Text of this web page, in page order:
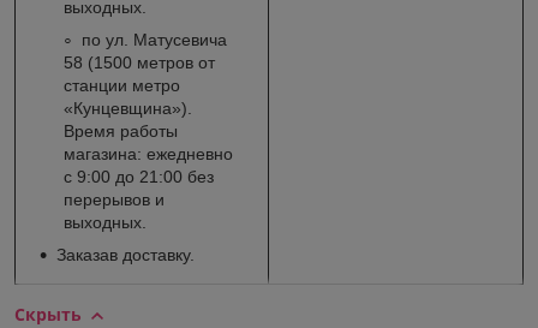
выходных.
по ул. Матусевича
58 (1500 метров от
станции метро
«Кунцевщина»).
Время работы
магазина: ежедневно
с 9:00 до 21:00 без
перерывов и
выходных.
Заказав доставку.
Скрыть